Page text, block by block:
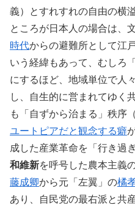
義）とすれすれの自由の横
ところが日本人の場合は、
時代からの避難所として江
いう経緯もあって、むしろ
にするほど、地域単位で人
し、自生的に営まれてゆく
も「自ずから治まる」秩序
ユートピアだと観念する癖
成した産業革命を「行き過
和維新を呼号した農本主義
藤成卿から元「左翼」の橘
あり、自民党の最右派と共